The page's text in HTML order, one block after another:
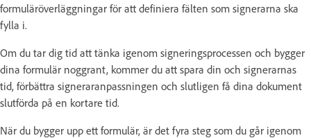
formuläröverläggningar för att definiera fälten som signerarna ska
fylla i.
Om du tar dig tid att tänka igenom signeringsprocessen och bygger
dina formulär noggrant, kommer du att spara din och signerarnas
tid, förbättra signeraranpassningen och slutligen få dina dokument
slutförda på en kortare tid.
När du bygger upp ett formulär, är det fyra steg som du går igenom